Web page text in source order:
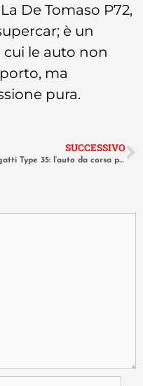
De Tomaso P72,
è un
le auto non
ma
pura.
SUCCESSIVO
Bugatti Type 35: l’auto da corsa più vincente di tutti i tempi